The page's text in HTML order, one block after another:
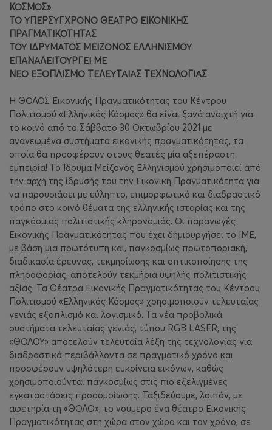
ΚΟΣΜΟΣ»
ΤΟ ΥΠΕΡΣΥΓΧΡΟΝΟ ΘΕΑΤΡΟ ΕΙΚΟΝΙΚΗΣ
ΠΡΑΓΜΑΤΙΚΟΤΗΤΑΣ
ΤΟΥ ΙΔΡΥΜΑΤΟΣ ΜΕΙΖΟΝΟΣ ΕΛΛΗΝΙΣΜΟΥ
ΕΠΑΝΑΛΕΙΤΟΥΡΓΕΙ ΜΕ
ΝΕΟ ΕΞΟΠΛΙΣΜΟ ΤΕΛΕΥΤΑΙΑΣ ΤΕΧΝΟΛΟΓΙΑΣ
Η ΘΟΛΟΣ Εικονικής Πραγματικότητας του Κέντρου
Πολιτισμού «Ελληνικός Κόσμος» θα είναι ξανά ανοιχτή για
το κοινό από το Σάββατο 30 Οκτωβρίου 2021 με
ανανεωμένα συστήματα εικονικής πραγματικότητας, τα
οποία θα προσφέρουν στους θεατές μία αξεπέραστη
εμπειρία! Το Ίδρυμα Μείζονος Ελληνισμού χρησιμοποιεί από
την αρχή της ίδρυσής του την Εικονική Πραγματικότητα για
να παρουσιάσει με εύληπτο, επιμορφωτικό και διαδραστικό
τρόπο στο κοινό θέματα της ελληνικής ιστορίας και της
παγκόσμιας πολιτιστικής κληρονομιάς. Οι παραγωγές
Εικονικής Πραγματικότητας που έχει δημιουργήσει το ΙΜΕ,
με βάση μια πρωτότυπη και, παγκοσμίως πρωτοποριακή,
διαδικασία έρευνας, τεκμηρίωσης και οπτικοποίησης της
πληροφορίας, αποτελούν τεκμήρια υψηλής πολιτιστικής
αξίας. Τα Θέατρα Εικονικής Πραγματικότητας του Κέντρου
Πολιτισμού «Ελληνικός Κόσμος» χρησιμοποιούν τελευταίας
γενιάς εξοπλισμό και λογισμικό. Τα νέα προβολικά
συστήματα τελευταίας γενιάς, τύπου RGB LASER, της
«ΘΟΛΟΥ» αποτελούν τελευταία λέξη της τεχνολογίας για
διαδραστικά περιβάλλοντα σε πραγματικό χρόνο και
προσφέρουν υψηλότερη ευκρίνεια εικόνων, καθώς
χρησιμοποιούνται παγκοσμίως στις πιο εξελιγμένες
εγκαταστάσεις προσομοίωσης. Ταξιδεύουμε, λοιπόν, με
αφετηρία τη «ΘΟΛΟ», το νούμερο ένα θέατρο Εικονικής
Πραγματικότητας στη χώρα στον χώρο και τον χρόνο, σε